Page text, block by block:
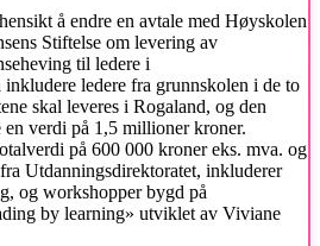
å endre en avtale med Høyskolen
Stiftelse om levering av
til ledere i
ledere fra grunnskolen i de to
skal leveres i Rogaland, og den
verdi på 1,5 millioner kroner.
på 600 000 kroner eks. mva. og
Utdanningsdirektoratet, inkluderer
og workshopper bygd på
by learning» utviklet av Viviane